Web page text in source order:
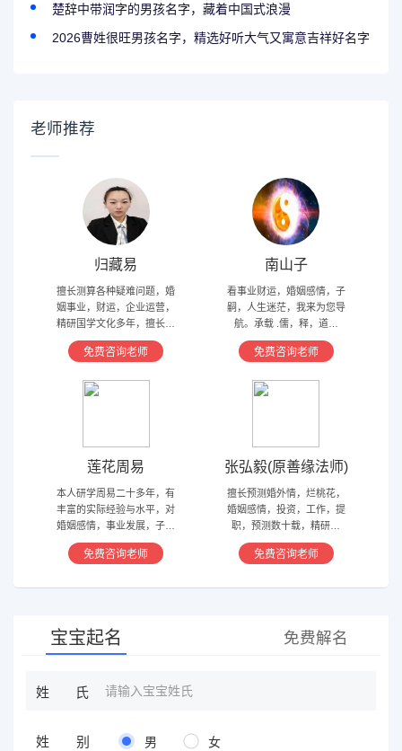
楚辞中带润字的男孩名字，藏着中国式浪漫
2026曹姓很旺男孩名字，精选好听大气又寓意吉祥好名字
老师推荐
归藏易
擅长测算各种疑难问题，婚
姻事业，财运，企业运营，
精研国学文化多年，擅长归
藏易，盲派占卜，太乙，河
洛卦，紫薇，奇门遁甲等多
免费咨询老师
南山子
看事业财运，婚姻感情，子
嗣，人生迷茫，我来为您导
航。承载 .儒，释，道文
化，研究易经多年，精通八
字，六爻，奇门遁甲。
免费咨询老师
莲花周易
本人研学周易二十多年，有
丰富的实际经验与水平，对
婚姻感情，事业发展，子嗣
香火等方面指引慈航 ，现
在预测指导擅长紫微星斗，
导方案，欢迎有缘人。
免费咨询老师
张弘毅(原善缘法师)
擅长预测婚外情，烂桃花，
婚姻感情，投资，工作，提
职，预测数十载，精研国
学，擅长铁板、太乙，一掌
经，八宫连山易，盲派八字
免费咨询老师
宝宝起名 免费解名
姓氏
姓别 男 女